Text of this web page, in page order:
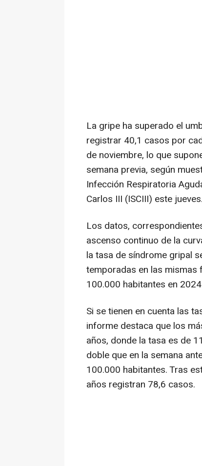
La gripe ha superado el
registrar 40,1 casos por
de noviembre, lo que
semana previa, según
Infección Respiratoria
Carlos III (ISCIII) este jueves.
Los datos,
ascenso continuo de la
la tasa de síndrome gripal
temporadas en las mismas
100.000 habitantes en
Si se tienen en cuenta las
informe destaca que los
años, donde la tasa es de
doble que en la semana
100.000 habitantes. Tras
años registran 78,6 casos.